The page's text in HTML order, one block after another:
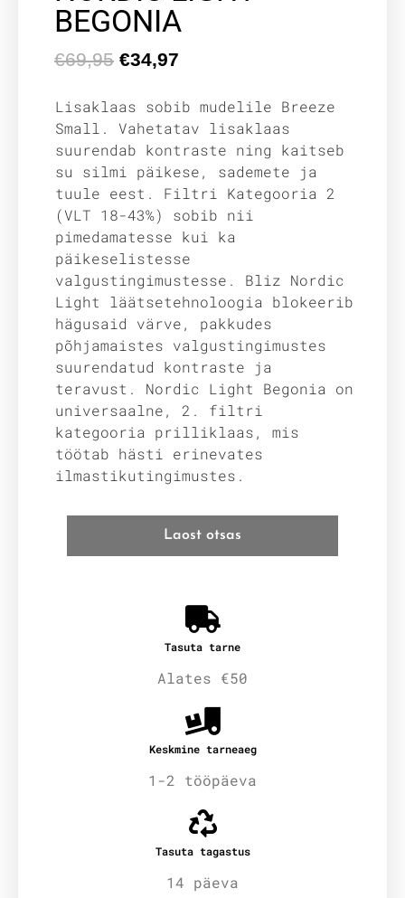
BEGONIA
€69,95 €34,97
Lisaklaas sobib mudelile Breeze
Small. Vahetatav lisaklaas
suurendab kontraste ning kaitseb
su silmi päikese, sademete ja
tuule eest. Filtri Kategooria 2
(VLT 18-43%) sobib nii
pimedamatesse kui ka
päikeselistesse
valgustingimustesse. Bliz Nordic
Light läätsetehnoloogia blokeerib
hägusaid värve, pakkudes
põhjamaistes valgustingimustes
suurendatud kontraste ja
teravust. Nordic Light Begonia on
universaalne, 2. filtri
kategooria prilliklaas, mis
töötab hästi erinevates
ilmastikutingimustes.
Laost otsas
Tasuta tarne
Alates €50
Keskmine tarneaeg
1-2 tööpäeva
Tasuta tagastus
14 päeva